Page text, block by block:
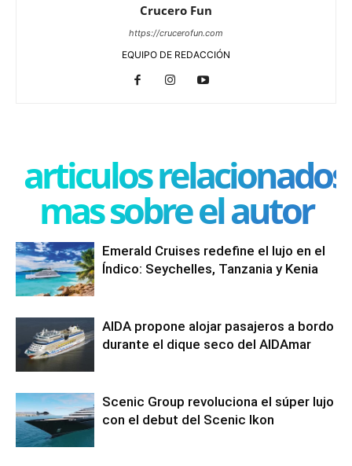
Crucero Fun
https://crucerofun.com
EQUIPO DE REDACCIÓN
articulos relacionados
mas sobre el autor
Emerald Cruises redefine el lujo en el
Índico: Seychelles, Tanzania y Kenia
AIDA propone alojar pasajeros a bordo
durante el dique seco del AIDAmar
Scenic Group revoluciona el súper lujo
con el debut del Scenic Ikon